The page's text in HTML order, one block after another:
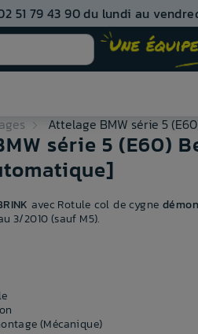
79 43 90 du lundi au
Attelage BMW série 5
série 5 (E60)
avec Rotule col de cygne
3/2010 (sauf M5).
(Mécanique)